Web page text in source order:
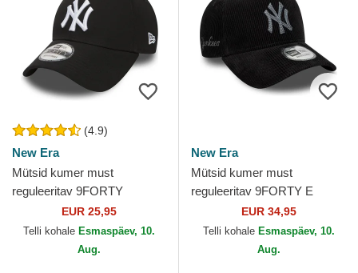
(4.9)
New Era
Mütsid kumer must
reguleeritav 9FORTY
Essential New York Yankees
MLB New Era
EUR 25,95
Telli kohale Esmaspäev, 10.
Aug.
New Era
Mütsid kumer must
reguleeritav 9FORTY E
Frame Cord New York
Yankees MLB New Era
EUR 34,95
Telli kohale Esmaspäev, 10.
Aug.